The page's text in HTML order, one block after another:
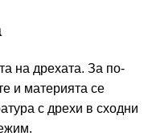
на дрехата. За по-
и материята се
с дрехи в сходни